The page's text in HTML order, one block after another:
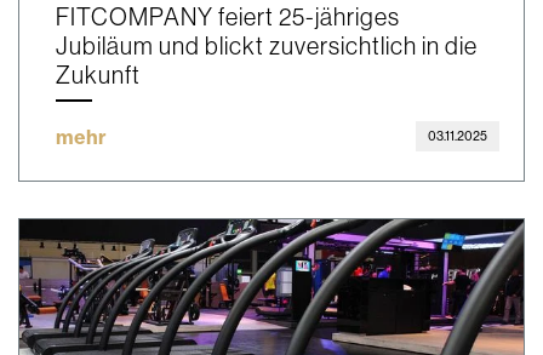
FITCOMPANY feiert 25-jähriges
Jubiläum und blickt zuversichtlich in die
Zukunft
mehr 03.11.2025